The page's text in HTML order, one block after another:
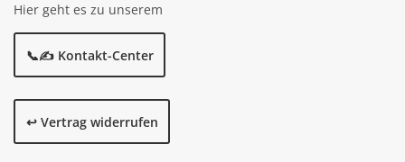
Hier geht es zu unserem
📞✍️ Kontakt-Center
↩️ Vertrag widerrufen